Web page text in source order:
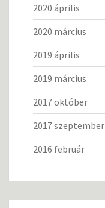
2020 április
2020 március
2019 április
2019 március
2017 október
2017 szeptember
2016 február